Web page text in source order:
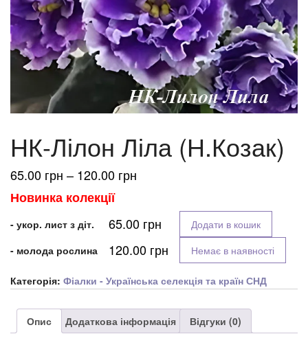
НК-Лілон Ліла (Н.Козак)
65.00 грн – 120.00 грн
65.00 грн
до
120.00 грн
Новинка колекції
- укор. лист з діт. 65.00 грн
Додати в кошик
- молода рослина
120.00 грн Немає в наявності
Категорія: Фіалки - Українська селекція та країн СНД
Опис Додаткова інформація Відгуки (0)